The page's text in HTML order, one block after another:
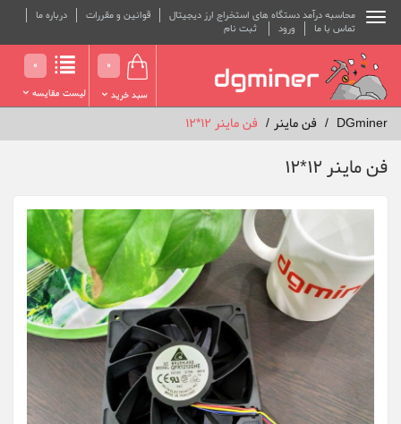
محاسبه درآمد دستگاه های استخراج ارز دیجیتال قوانین و مقررات
درباره ما
تماس با ما
ورود ثبت نام
0
سبد خرید
0
لیست مقایسه
DGminer فن ماینر فن ماینر 12*12
فن ماینر 12*12